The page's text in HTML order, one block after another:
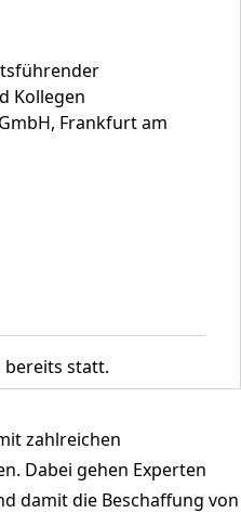
Kollegen
Frankfurt am
bereits statt.
zahlreichen
Dabei gehen Experten
damit die Beschaffung von